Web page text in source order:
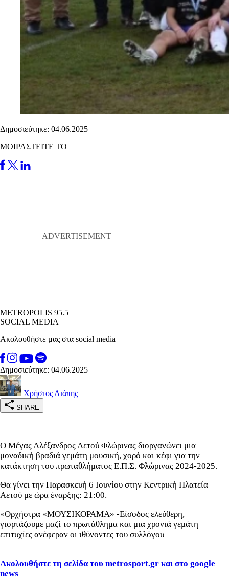
Δημοσιεύτηκε: 04.06.2025
ΜΟΙΡΑΣΤΕΙΤΕ ΤΟ
METROPOLIS 95.5
SOCIAL MEDIA
Ακολουθήστε μας στα social media
Δημοσιεύτηκε: 04.06.2025
Χρήστος Λιάπης
SHARE
Ο Μέγας Αλέξανδρος Αετού Φλώρινας διοργανώνει μια
μοναδική βραδιά γεμάτη μουσική, χορό και κέφι για την
κατάκτηση του πρωταθλήματος Ε.Π.Σ. Φλώρινας 2024-2025.
Θα γίνει την Παρασκευή 6 Ιουνίου στην Κεντρική Πλατεία
Αετού με ώρα έναρξης: 21:00.
«Ορχήστρα «ΜΟΥΣΙΚΟΡΑΜΑ» -Είσοδος ελεύθερη,
γιορτάζουμε μαζί το πρωτάθλημα και μια χρονιά γεμάτη
επιτυχίες ανέφεραν οι ιθύνοντες του συλλόγου
Ακολουθήστε τη σελίδα του metrosport.gr και στο google
news